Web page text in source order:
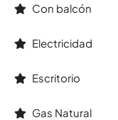
Con balcón
Electricidad
Escritorio
Gas Natural